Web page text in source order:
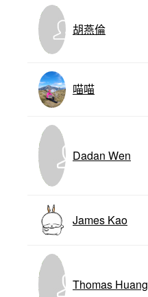
胡燕倫
喵喵
Dadan Wen
James Kao
Thomas Huang